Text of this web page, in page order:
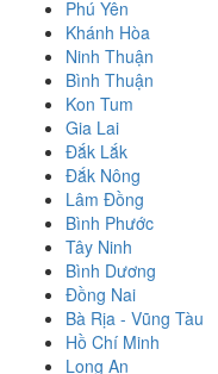
Phú Yên
Khánh Hòa
Ninh Thuận
Bình Thuận
Kon Tum
Gia Lai
Đắk Lắk
Đắk Nông
Lâm Đồng
Bình Phước
Tây Ninh
Bình Dương
Đồng Nai
Bà Rịa - Vũng Tàu
Hồ Chí Minh
Long An